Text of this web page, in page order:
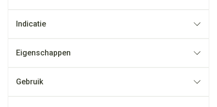
Indicatie
Eigenschappen
Gebruik